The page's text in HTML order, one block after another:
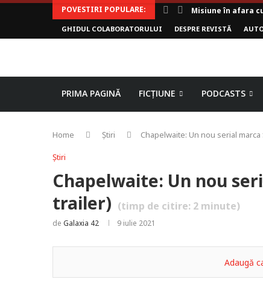
POVESTIRI POPULARE:
Invoker (video)
Alergarea de
Biblioteca lui
Rejuvenare
Falia
Arhivele Dincolo-
Axa lui Heron
Jumătatea goală
GHIDUL COLABORATORULUI DESPRE REVISTĂ
PRIMA PAGINĂ FICȚIUNE PODCASTS
Home Știri Chapelwaite: Un nou serial
Știri
Chapelwaite: Un nou
trailer) (timp de citire: 2 minute)
de Galaxia 42 9 iulie 2021
Adaugă